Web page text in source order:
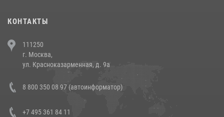
напавших на бригаду скорой помощи (видео)
14 июля 2026, 12:20
В Росгвардии прошла военно-научная конференция по обобщению
боевого опыта
КОНТАКТЫ
111250
г. Москва,
ул. Красноказарменная, д. 9а
8 800 350 08 97 (автоинформатор)
+7 495 361 84 11